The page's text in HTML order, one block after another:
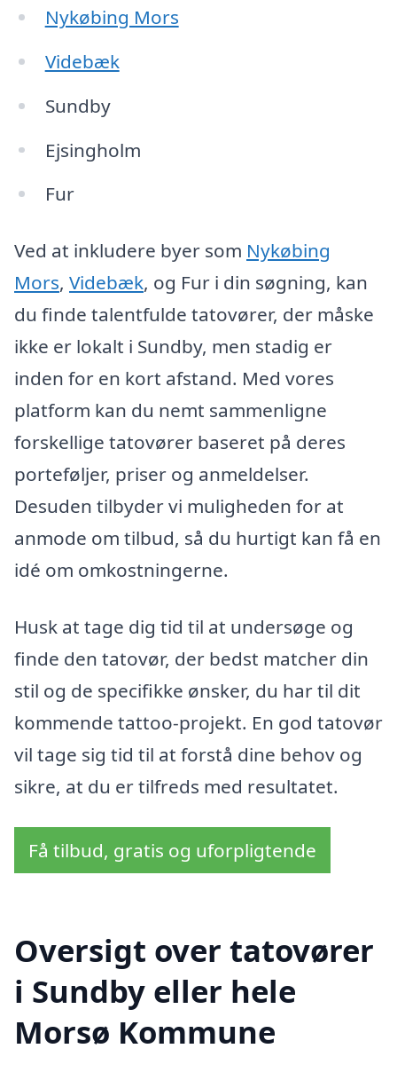
Nykøbing Mors
Videbæk
Sundby
Ejsingholm
Fur
Ved at inkludere byer som Nykøbing
Mors, Videbæk, og Fur i din søgning, kan
du finde talentfulde tatovører, der måske
ikke er lokalt i Sundby, men stadig er
inden for en kort afstand. Med vores
platform kan du nemt sammenligne
forskellige tatovører baseret på deres
porteføljer, priser og anmeldelser.
Desuden tilbyder vi muligheden for at
anmode om tilbud, så du hurtigt kan få en
idé om omkostningerne.
Husk at tage dig tid til at undersøge og
finde den tatovør, der bedst matcher din
stil og de specifikke ønsker, du har til dit
kommende tattoo-projekt. En god tatovør
vil tage sig tid til at forstå dine behov og
sikre, at du er tilfreds med resultatet.
Få tilbud, gratis og uforpligtende
Oversigt over tatovører
i Sundby eller hele
Morsø Kommune